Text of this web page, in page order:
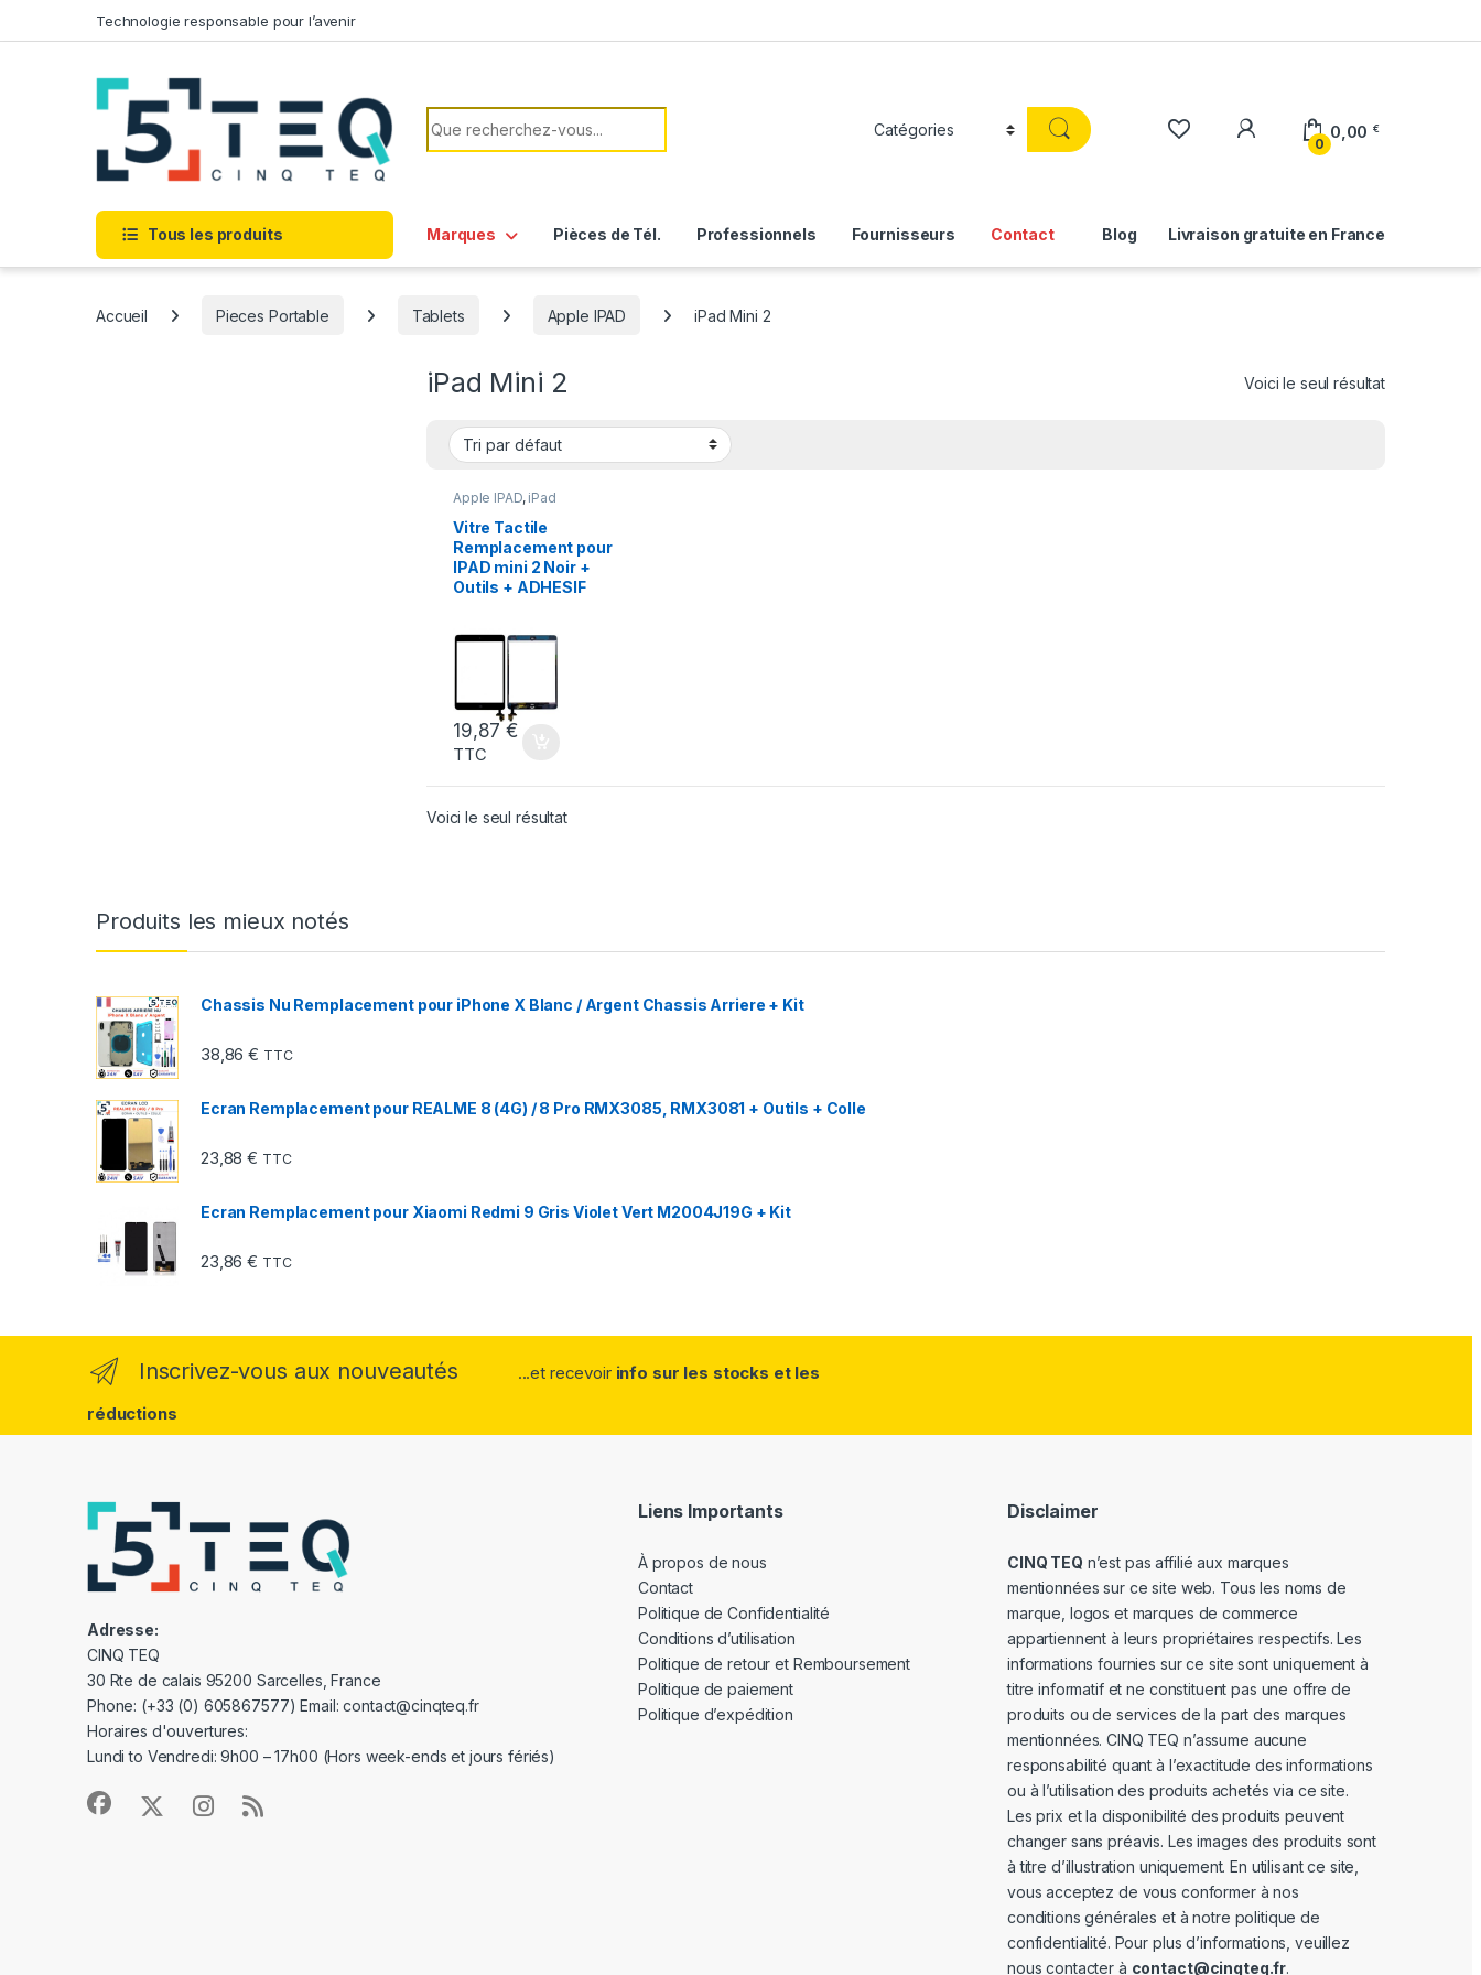
Technologie responsable pour l’avenir
Rechercher:
0
0,00 €
Tous les produits Marques Pièces de Tél. Professionnels Fournisseurs Contact Livraison gratuite en France
Blog
Accueil Pieces Portable Tablets Apple IPAD iPad Mini 2
iPad Mini 2 Voici le seul résultat
Apple IPAD, iPad
Mini 2
Pieces
Portable,
Tablets
Vitre Tactile
Remplacement pour
IPAD mini 2 Noir +
Outils + ADHESIF
19,87€
TTC
Voici le seul résultat
Produits les mieux notés
Chassis Nu Remplacement pour iPhone X Blanc / Argent Chassis Arriere + Kit
38,86€ TTC
Ecran Remplacement pour REALME 8 (4G) / 8 Pro RMX3085, RMX3081 + Outils + Colle
23,88€ TTC
Ecran Remplacement pour Xiaomi Redmi 9 Gris Violet Vert M2004J19G + Kit
23,86€ TTC
Inscrivez-vous aux nouveautés ...et recevoir info sur les stocks et les
réductions
Adresse:
CINQ TEQ
30 Rte de calais 95200 Sarcelles, France
Phone: (+33 (0) 605867577) Email: contact@cinqteq.fr
Horaires d'ouvertures:
Lundi to Vendredi: 9h00 – 17h00 (Hors week-ends et jours fériés)
Liens Importants
À propos de nous
Contact
Politique de Confidentialité
Conditions d’utilisation
Politique de retour et Remboursement
Politique de paiement
Politique d’expédition
Disclaimer
CINQ TEQ n’est pas affilié aux marques
mentionnées sur ce site web. Tous les noms de
marque, logos et marques de commerce
appartiennent à leurs propriétaires respectifs. Les
informations fournies sur ce site sont uniquement à
titre informatif et ne constituent pas une offre de
produits ou de services de la part des marques
mentionnées. CINQ TEQ n’assume aucune
responsabilité quant à l’exactitude des informations
ou à l’utilisation des produits achetés via ce site.
Les prix et la disponibilité des produits peuvent
changer sans préavis. Les images des produits sont
à titre d’illustration uniquement. En utilisant ce site,
vous acceptez de vous conformer à nos
conditions générales et à notre politique de
confidentialité. Pour plus d’informations, veuillez
nous contacter à contact@cinqteq.fr.